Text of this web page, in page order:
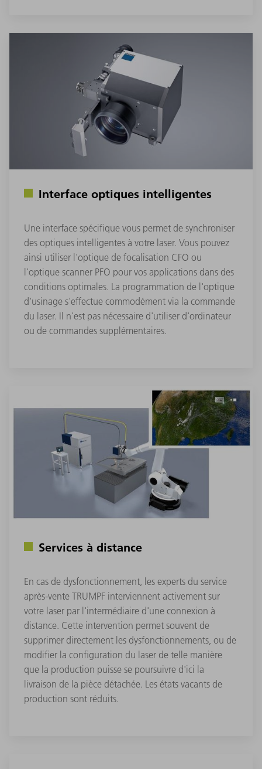
Interface optiques intelligentes
Une interface spécifique vous permet de synchroniser
des optiques intelligentes à votre laser. Vous pouvez
ainsi utiliser l'optique de focalisation CFO ou
l'optique scanner PFO pour vos applications dans des
conditions optimales. La programmation de l'optique
d'usinage s'effectue commodément via la commande
du laser. Il n'est pas nécessaire d'utiliser d'ordinateur
ou de commandes supplémentaires.
Services à distance
En cas de dysfonctionnement, les experts du service
après-vente TRUMPF interviennent activement sur
votre laser par l'intermédiaire d'une connexion à
distance. Cette intervention permet souvent de
supprimer directement les dysfonctionnements, ou de
modifier la configuration du laser de telle manière
que la production puisse se poursuivre d'ici la
livraison de la pièce détachée. Les états vacants de
production sont réduits.